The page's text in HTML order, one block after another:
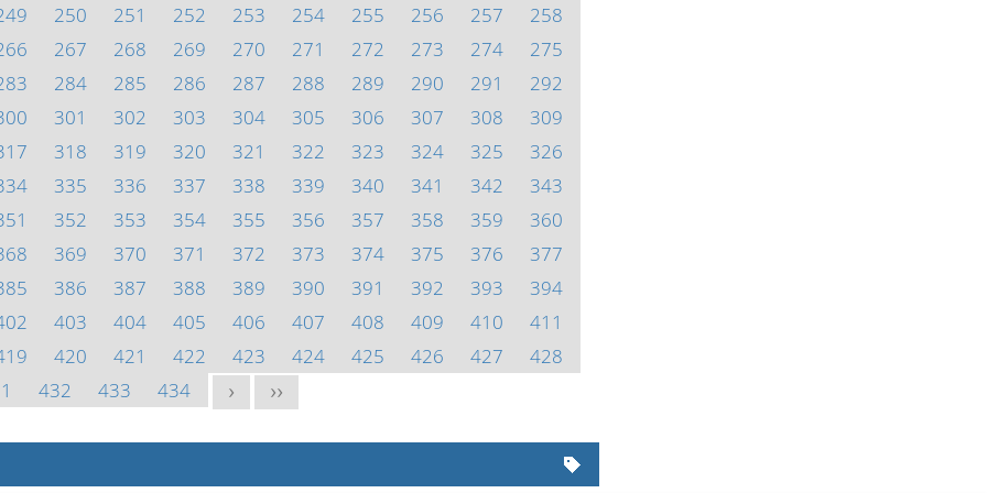
250 251 252 253 254 255 256 257
258
267 268 269 270 271 272 273 274
275
284 285 286 287 288 289 290 291
292
301 302 303 304 305 306 307 308
309
318 319 320 321 322 323 324 325
326
335 336 337 338 339 340 341 342
343
352 353 354 355 356 357 358 359
360
369 370 371 372 373 374 375 376
377
386 387 388 389 390 391 392 393
394
403 404 405 406 407 408 409 410
411
420 421 422 423 424 425 426 427
428
432 433 434 > >>